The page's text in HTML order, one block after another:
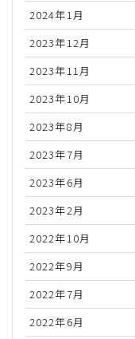
2024年1月
2023年12月
2023年11月
2023年10月
2023年8月
2023年7月
2023年6月
2023年2月
2022年10月
2022年9月
2022年7月
2022年6月